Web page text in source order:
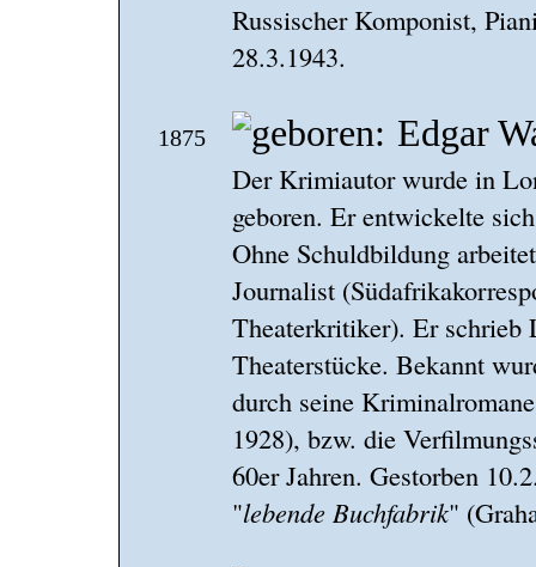
Russischer Komponist,
28.3.1943.
1875 Edgar
Der Krimiautor wurde in
geboren. Er entwickelte
Ohne Schuldbildung
Journalist
Theaterkritiker). Er schrieb
Theaterstücke. Bekannt
durch seine
1928), bzw. die
60er Jahren. Gestorben
"lebende Buchfabrik"